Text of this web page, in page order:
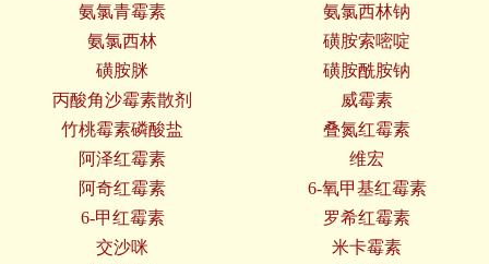
氨氯青霉素
氨氯西林钠
氨氯西林
磺胺索嘧啶
磺胺脒
磺胺酰胺钠
丙酸角沙霉素散剂
威霉素
竹桃霉素磷酸盐
叠氮红霉素
阿泽红霉素
维宏
阿奇红霉素
6-氧甲基红霉素
6-甲红霉素
罗希红霉素
交沙咪
米卡霉素